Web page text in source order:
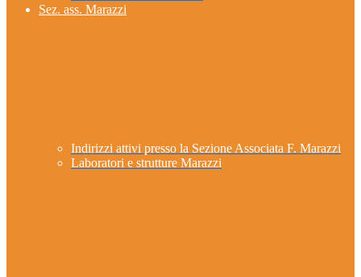
Sez. ass. Marazzi
Indirizzi attivi presso la Sezione Associata F. Marazzi
Laboratori e strutture Marazzi